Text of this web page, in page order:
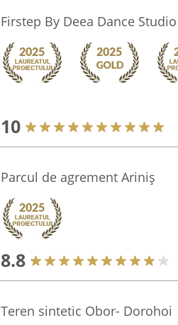
Firstep By Deea Dance Studio
10
Parcul de agrement Ariniș
8.8
Teren sintetic Obor- Dorohoi